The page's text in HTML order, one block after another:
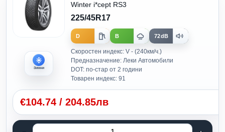
Зимни
Winter i*cept RS3
225/45R17
D B 72dB
Скоростен индекс: V - (240км/ч.)
Предназначение: Леки Автомобили
DOT: по-стар от 2 години
Товарен индекс: 91
€104.74 / 204.85лв